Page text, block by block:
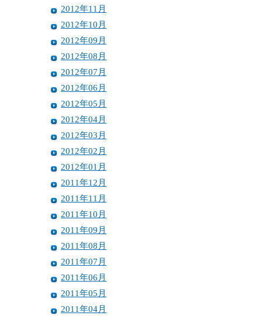
2012年11月
2012年10月
2012年09月
2012年08月
2012年07月
2012年06月
2012年05月
2012年04月
2012年03月
2012年02月
2012年01月
2011年12月
2011年11月
2011年10月
2011年09月
2011年08月
2011年07月
2011年06月
2011年05月
2011年04月